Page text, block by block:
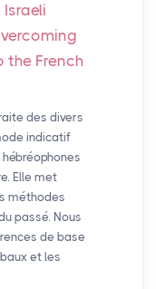
the French
des divers
indicatif
Elle met
méthodes
passé. Nous
de base
et les